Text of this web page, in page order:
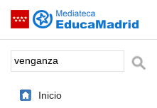
Saltar navegación
Palabra o frase:
Inicio